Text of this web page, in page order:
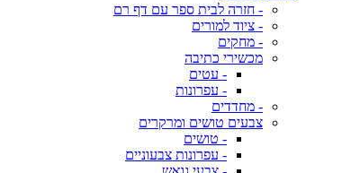
- חזרה לבית ספר עם דף רם
- ציוד למורים
- מחקים
מכשירי כתיבה
- עטים
- עפרונות
- מחדדים
צבעים טושים ומרקרים
- טושים
- עפרונות צבעוניים